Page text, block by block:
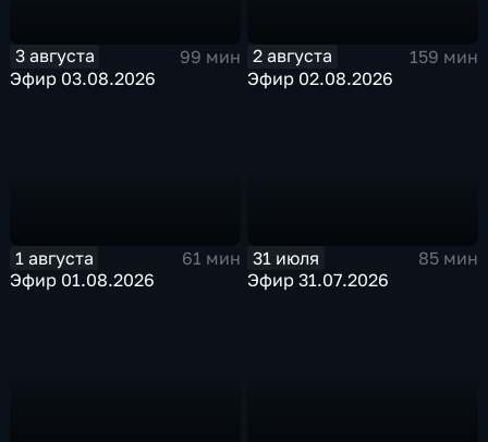
3 августа
99 мин
Эфир 03.08.2026
2 августа
159 мин
Эфир 02.08.2026
1 августа
61 мин
Эфир 01.08.2026
31 июля
85 мин
Эфир 31.07.2026